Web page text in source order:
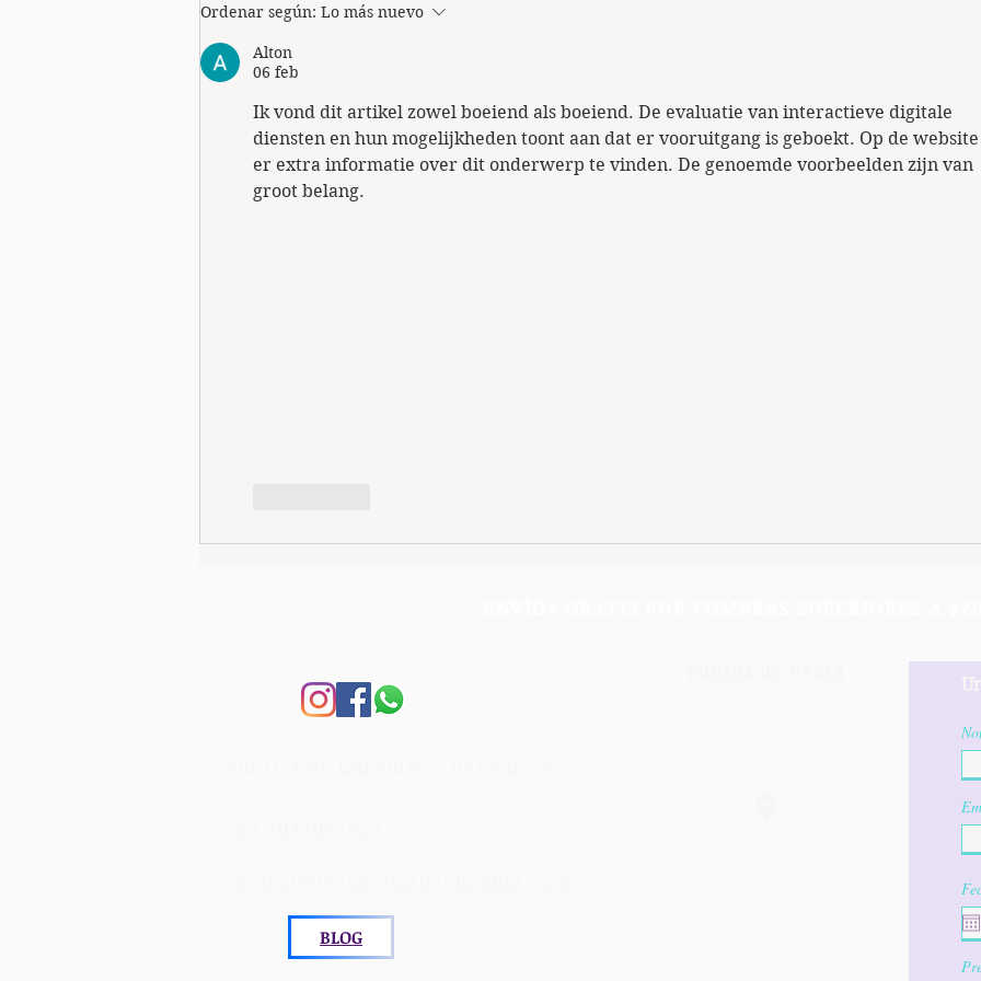
Por Qué Elegir Jabón Suave
de Marsella en tu Rutina
Ordenar según: Lo más nuevo
Alton
06 feb
Ik vond dit artikel zowel boeiend als boeiend. De evaluatie van interactieve digitale
diensten en hun mogelijkheden toont aan dat er vooruitgang is geboekt. Op de
er extra informatie over dit onderwerp te vinden. De genoemde voorbeelden zijn van
groot belang.
BLOG